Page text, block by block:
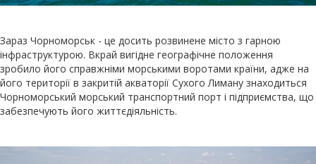
Зараз Чорноморськ - це досить розвинене місто з гарною
інфраструктурою. Вкрай вигідне географічне положення
зробило його справжніми морськими воротами країни, адже на
його території в закритій акваторії Сухого Лиману знаходиться
Чорноморський морський транспортний порт і підприємства, що
забезпечують його життєдіяльність.